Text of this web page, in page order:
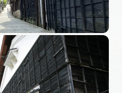
ＩＳＩＴ岐阜県」
光キャンペーン
エリアガイド